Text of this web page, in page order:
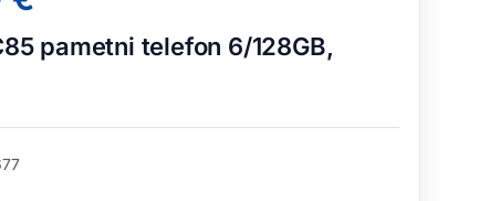
pametni telefon 6/128GB,